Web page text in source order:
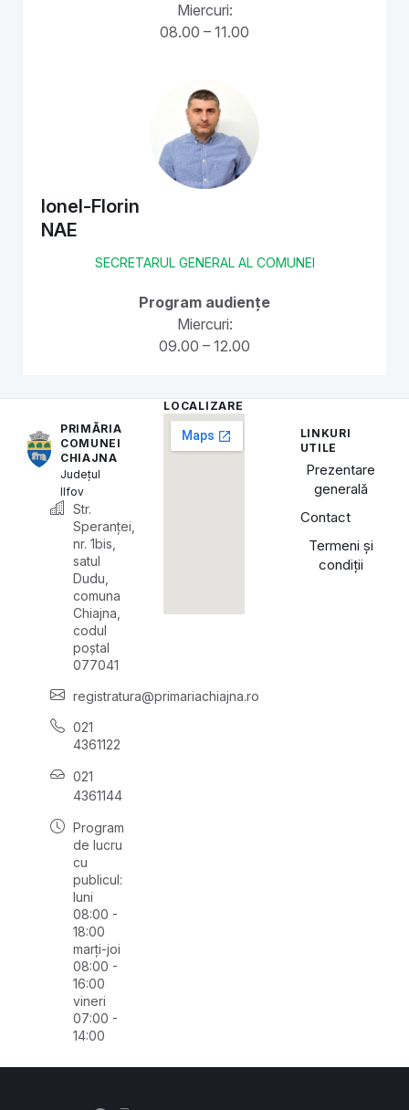
Miercuri:
08.00 – 11.00
Ionel-Florin
NAE
SECRETARUL GENERAL AL COMUNEI
Program audiențe
Miercuri:
09.00 – 12.00
PRIMĂRIA
COMUNEI
CHIAJNA
Județul
Ilfov
Str.
Speranței,
nr. 1bis,
satul
Dudu,
comuna
Chiajna,
codul
poștal
077041
registratura@primariachiajna.ro
021
4361122
021
4361144
Program
de lucru
cu
publicul:
luni
08:00 -
18:00
marți-joi
08:00 -
16:00
vineri
07:00 -
14:00
LOCALIZARE
LINKURI
UTILE
Prezentare
generală
Contact
Termeni și
condiții